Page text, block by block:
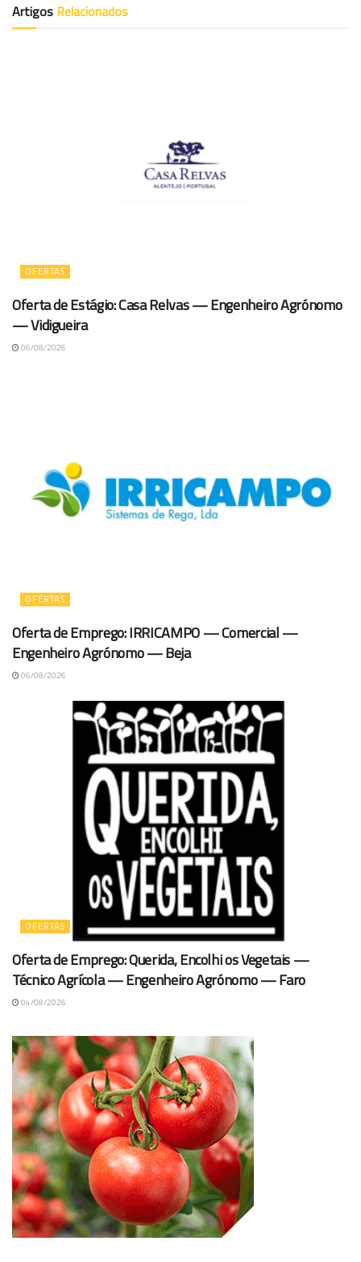
Artigos Relacionados
OFERTAS
Oferta de Estágio: Casa Relvas — Engenheiro Agrónomo
— Vidigueira
06/08/2026
OFERTAS
Oferta de Emprego: IRRICAMPO — Comercial —
Engenheiro Agrónomo — Beja
06/08/2026
OFERTAS
Oferta de Emprego: Querida, Encolhi os Vegetais —
Técnico Agrícola — Engenheiro Agrónomo — Faro
04/08/2026